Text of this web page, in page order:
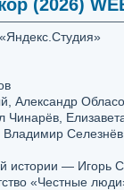
(2026)
Александр
Чинарёв,
истории — Игорь
«Честные